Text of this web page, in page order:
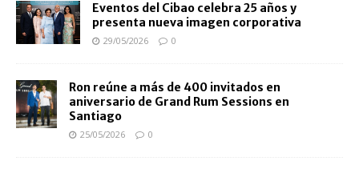
Eventos del Cibao celebra 25 años y
presenta nueva imagen corporativa
29/05/2026 0
Ron reúne a más de 400 invitados en
aniversario de Grand Rum Sessions en
Santiago
25/05/2026 0